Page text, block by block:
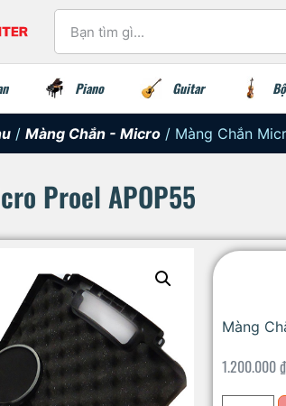
Piano Guitar
/ Màng Chắn - Micro / Màng Chắn
Proel APOP55
Màng
1.200.000₫